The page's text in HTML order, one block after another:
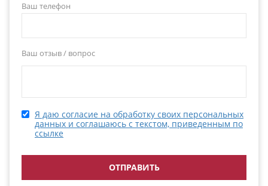
Ваш телефон
Ваш отзыв / вопрос
Я даю согласие на обработку своих персональных
данных и соглашаюсь с текстом, приведенным по
ссылке